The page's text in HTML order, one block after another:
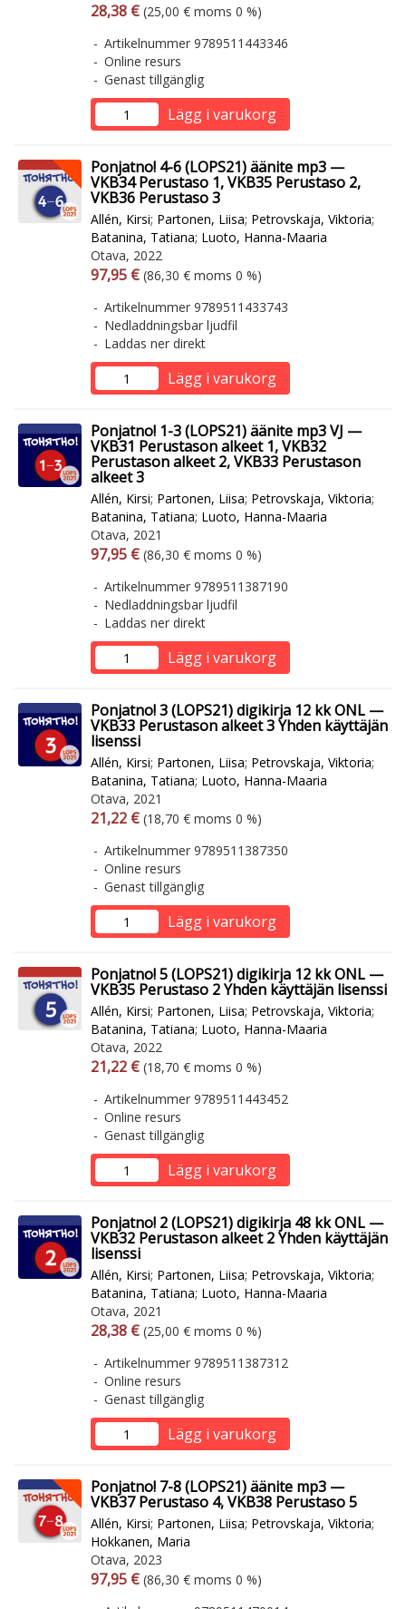
Arvonlisäverollinen hinta
28,38 € Arvonlisäveroton hinta
(25,00 € moms 0 %)
Artikelnummer 9789511443346
Online resurs
Genast tillgänglig
Lägg i varukorg
Ponjatno! 4-6 (LOPS21) äänite mp3 —
VKB34 Perustaso 1, VKB35 Perustaso 2,
VKB36 Perustaso 3
Allén, Kirsi; Partonen, Liisa; Petrovskaja, Viktoria;
Batanina, Tatiana; Luoto, Hanna-Maaria
Otava, 2022
Arvonlisäverollinen hinta
97,95 € Arvonlisäveroton hinta
(86,30 € moms 0 %)
Artikelnummer 9789511433743
Nedladdningsbar ljudfil
Laddas ner direkt
Lägg i varukorg
Ponjatno! 1-3 (LOPS21) äänite mp3 VJ —
VKB31 Perustason alkeet 1, VKB32
Perustason alkeet 2, VKB33 Perustason
alkeet 3
Allén, Kirsi; Partonen, Liisa; Petrovskaja, Viktoria;
Batanina, Tatiana; Luoto, Hanna-Maaria
Otava, 2021
Arvonlisäverollinen hinta
97,95 € Arvonlisäveroton hinta
(86,30 € moms 0 %)
Artikelnummer 9789511387190
Nedladdningsbar ljudfil
Laddas ner direkt
Lägg i varukorg
Ponjatno! 3 (LOPS21) digikirja 12 kk ONL —
VKB33 Perustason alkeet 3 Yhden käyttäjän
lisenssi
Allén, Kirsi; Partonen, Liisa; Petrovskaja, Viktoria;
Batanina, Tatiana; Luoto, Hanna-Maaria
Otava, 2021
Arvonlisäverollinen hinta
21,22 € Arvonlisäveroton hinta
(18,70 € moms 0 %)
Artikelnummer 9789511387350
Online resurs
Genast tillgänglig
Lägg i varukorg
Ponjatno! 5 (LOPS21) digikirja 12 kk ONL —
VKB35 Perustaso 2 Yhden käyttäjän lisenssi
Allén, Kirsi; Partonen, Liisa; Petrovskaja, Viktoria;
Batanina, Tatiana; Luoto, Hanna-Maaria
Otava, 2022
Arvonlisäverollinen hinta
21,22 € Arvonlisäveroton hinta
(18,70 € moms 0 %)
Artikelnummer 9789511443452
Online resurs
Genast tillgänglig
Lägg i varukorg
Ponjatno! 2 (LOPS21) digikirja 48 kk ONL —
VKB32 Perustason alkeet 2 Yhden käyttäjän
lisenssi
Allén, Kirsi; Partonen, Liisa; Petrovskaja, Viktoria;
Batanina, Tatiana; Luoto, Hanna-Maaria
Otava, 2021
Arvonlisäverollinen hinta
28,38 € Arvonlisäveroton hinta
(25,00 € moms 0 %)
Artikelnummer 9789511387312
Online resurs
Genast tillgänglig
Lägg i varukorg
Ponjatno! 7-8 (LOPS21) äänite mp3 —
VKB37 Perustaso 4, VKB38 Perustaso 5
Allén, Kirsi; Partonen, Liisa; Petrovskaja, Viktoria;
Hokkanen, Maria
Otava, 2023
Arvonlisäverollinen hinta
97,95 € Arvonlisäveroton hinta
(86,30 € moms 0 %)